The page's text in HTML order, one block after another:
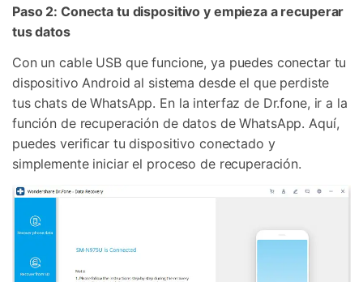
Paso 2: Conecta tu dispositivo y empieza a recuperar
tus datos
Con un cable USB que funcione, ya puedes conectar tu
dispositivo Android al sistema desde el que perdiste
tus chats de WhatsApp. En la interfaz de Dr.fone, ir a la
función de recuperación de datos de WhatsApp. Aquí,
puedes verificar tu dispositivo conectado y
simplemente iniciar el proceso de recuperación.